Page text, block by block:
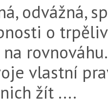
odvážná,
o
vlastní
žít ....